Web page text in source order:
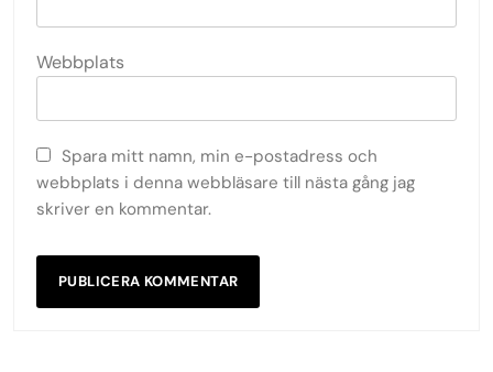
Webbplats
Spara mitt namn, min e-postadress och
webbplats i denna webbläsare till nästa gång jag
skriver en kommentar.